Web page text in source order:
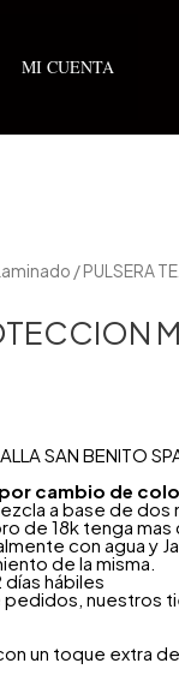
MI CUENTA
/ PULSERA
SAN BENITO
por cambio de
a base de
de 18k tenga
con agua y
de la misma.
días hábiles
pedidos, nuestros
un toque extra